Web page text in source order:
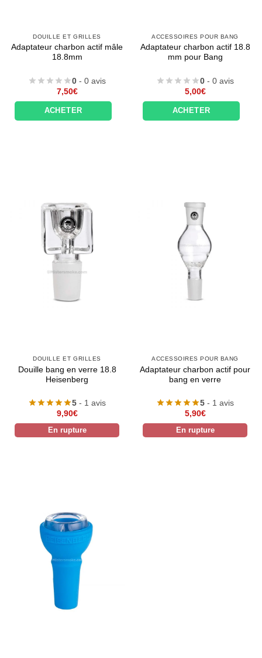
DOUILLE ET GRILLES
Adaptateur charbon actif mâle
18.8mm
0 - 0 avis
7,50€
ACHETER
ACCESSOIRES POUR BANG
Adaptateur charbon actif 18.8
mm pour Bang
0 - 0 avis
5,00€
ACHETER
DOUILLE ET GRILLES
Douille bang en verre 18.8
Heisenberg
5 - 1 avis
9,90€
En rupture
ACCESSOIRES POUR BANG
Adaptateur charbon actif pour
bang en verre
5 - 1 avis
5,90€
En rupture
Appliquer les filtres